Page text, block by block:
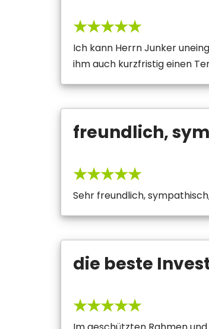
★★★★★
Ich kann Herrn Junker
ihm auch kurzfristig einen
freundlich,
★★★★★
Sehr freundlich,
die beste
★★★★★